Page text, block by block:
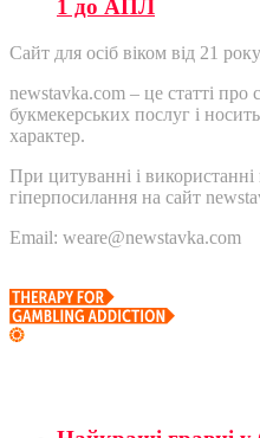
1 до АПЛ
Сайт для осіб віком від 21
newstavka.com – це статті про
букмекерських послуг і
характер.
При цитуванні і використанні
гіперпосилання на сайт
Email: weare@newstavka.com